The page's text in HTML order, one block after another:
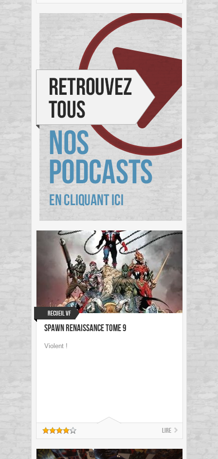
Recueil VF
Spawn Renaissance tome 9
Violent !
Lire